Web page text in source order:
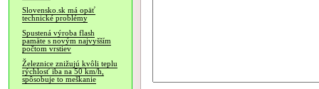
Slovensko.sk má opäť
technické problémy
Spustená výroba flash
pamäte s novým najvyšším
počtom vrstiev
Železnice znižujú kvôli teplu
rýchlosť iba na 50 km/h,
spôsobuje to meškanie